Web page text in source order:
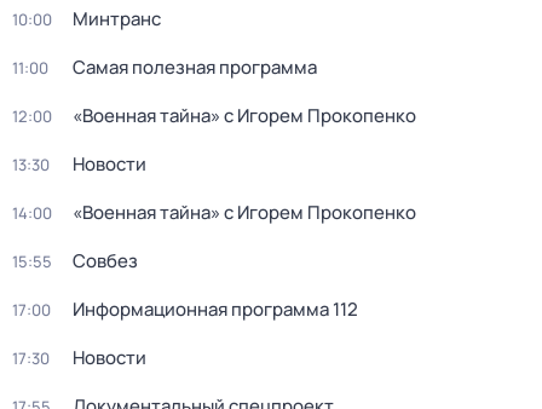
10:00 Минтранс
11:00 Самая полезная программа
12:00 «Военная тайна» с Игорем Прокопенко
13:30 Новости
14:00 «Военная тайна» с Игорем Прокопенко
15:55 Совбез
17:00 Информационная программа 112
17:30 Новости